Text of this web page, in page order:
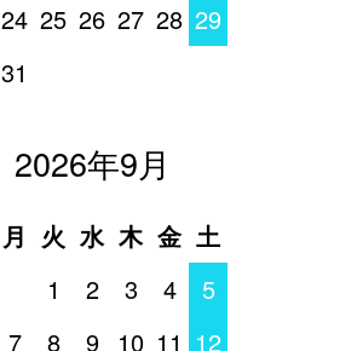
24 25 26 27 28 29
31
2026年9月
月 火 水 木 金 土
1
2 3 4
5
7 8 9 10 11 12